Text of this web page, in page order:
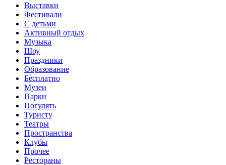
Выставки
Фестивали
С детьми
Активный отдых
Музыка
Шоу
Праздники
Образование
Бесплатно
Музеи
Парки
Погулять
Туристу
Театры
Пространства
Клубы
Прочее
Рестораны